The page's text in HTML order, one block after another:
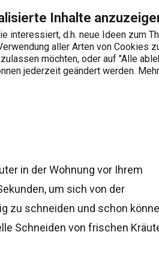
Inhalte
d.h. neue Ideen zum
aller Arten von Cookies
möchten, oder auf "Alle
jederzeit geändert werden. Mehr
Zum Hauptinhalt
Zur Suche springen
Zur Navigation
Wonach suchen Sie?
in der Wohnung vor Ihrem
um sich von der
zu schneiden und schon
Schneiden von frischen
und mit Schale - im Angebot.